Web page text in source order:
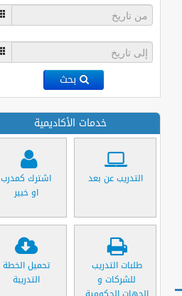
بحث
خدمات الأكاديمية
التدريب عن بعد
اشترك كمدرب
او خبير
طلبات التدريب
للشركات و
تحميل الخطة
التدريبة